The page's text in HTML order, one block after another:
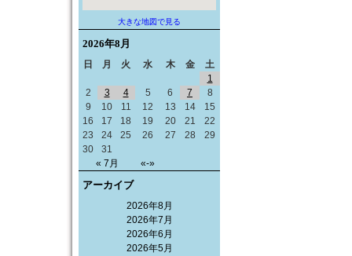
大きな地図で見る
2026年8月
日 月 火 水 木 金 土
« 7月 «-»
1
2
3 4 5 6 7
8
9
10 11 12 13 14
15
16
17 18 19 20 21
22
23
24 25 26 27 28
29
30
31
アーカイブ
2026年8月
2026年7月
2026年6月
2026年5月